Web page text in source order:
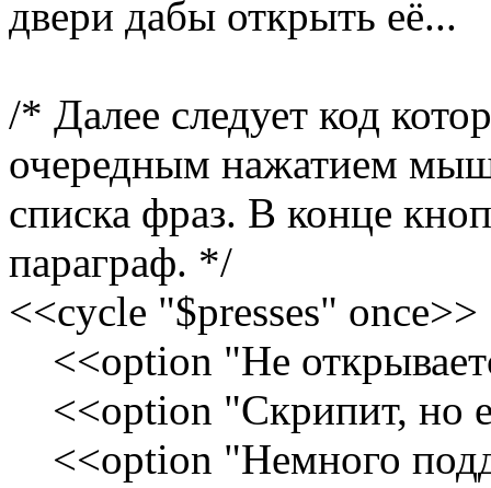
двери дабы открыть её...
/* Далее следует код
очередным нажатием
списка фраз. В конце
параграф. */
<<cycle "$presses" once>>
<<option "Не
<<option "Скрипит, но
<<option "Немного